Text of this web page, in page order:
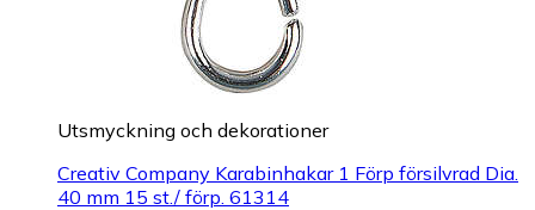
Utsmyckning och dekorationer
Creativ Company Karabinhakar 1 Förp försilvrad Dia.
40 mm 15 st./ förp. 61314